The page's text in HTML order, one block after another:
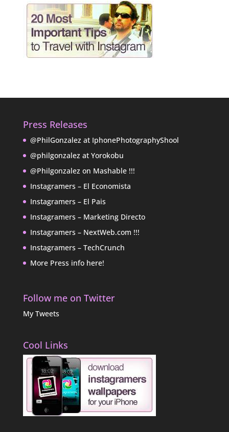
Press Releases
@PhilGonzalez at IphonePhotographyShool
@philgonzalez at Yorokobu
@Philgonzalez on Mashable !!!
Instagramers – El Economista
Instagramers – El Pais
Instagramers – Marketing Directo
Instagramers – NextWeb.com !!!
Instagramers – TechCrunch
More Press info here!
Follow me on Twitter
My Tweets
Cool Links